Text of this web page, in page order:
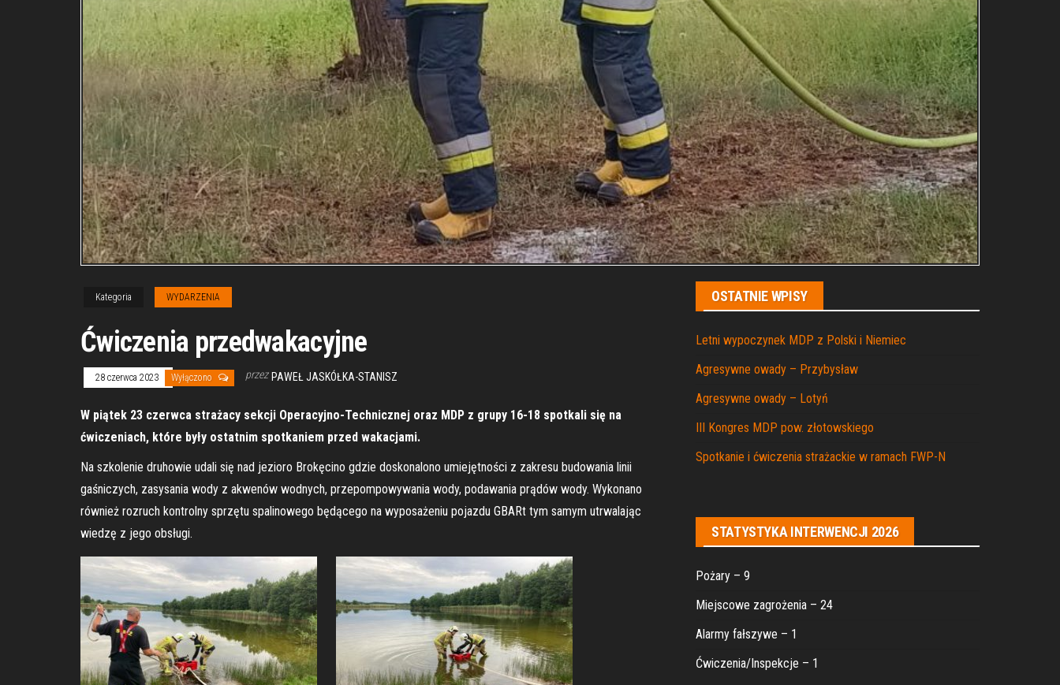
Kategoria WYDARZENIA
Ćwiczenia przedwakacyjne
28 czerwca 2023 Wyłączono przez PAWEŁ JASKÓŁKA-STANISZ
W piątek 23 czerwca strażacy sekcji Operacyjno-Technicznej oraz MDP z grupy 16-18 spotkali się na
ćwiczeniach, które były ostatnim spotkaniem przed wakacjami.
Na szkolenie druhowie udali się nad jezioro Brokęcino gdzie doskonalono umiejętności z zakresu budowania linii
gaśniczych, zasysania wody z akwenów wodnych, przepompowywania wody, podawania prądów wody. Wykonano
również rozruch kontrolny sprzętu spalinowego będącego na wyposażeniu pojazdu GBARt tym samym utrwalając
wiedzę z jego obsługi.
OSTATNIE WPISY
Letni wypoczynek MDP z Polski i Niemiec
Agresywne owady – Przybysław
Agresywne owady – Lotyń
III Kongres MDP pow. złotowskiego
Spotkanie i ćwiczenia strażackie w ramach FWP-N
STATYSTYKA INTERWENCJI 2026
Pożary – 9
Miejscowe zagrożenia – 24
Alarmy fałszywe – 1
Ćwiczenia/Inspekcje – 1